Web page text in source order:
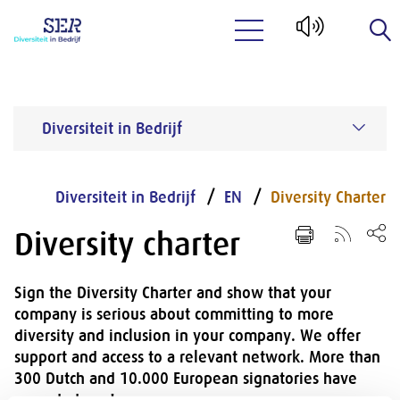
Diversiteit in Bedrijf
Diversiteit in Bedrijf EN Diversity Charter
Diversity charter
Sign the Diversity Charter and show that your
company is serious about committing to more
diversity and inclusion in your company. We offer
support and access to a relevant network. More than
300 Dutch and 10.000 European signatories have